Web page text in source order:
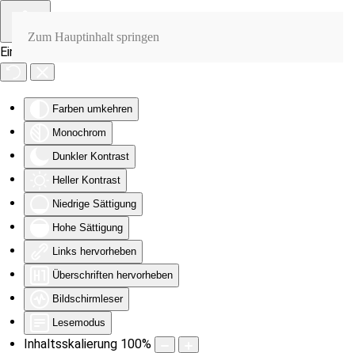
Eingabehilfen öffnen
Farben umkehren
Monochrom
Dunkler Kontrast
Heller Kontrast
Niedrige Sättigung
Hohe Sättigung
Links hervorheben
Überschriften hervorheben
Bildschirmleser
Lesemodus
Inhaltsskalierung 100%
Zum Hauptinhalt springen